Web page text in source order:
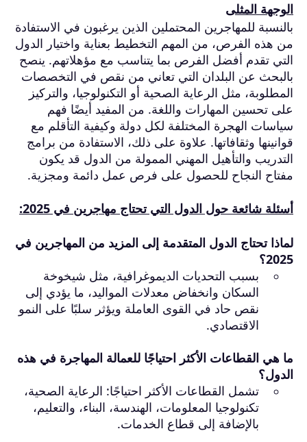
الوجهة المثلى
بالنسبة للمهاجرين المحتملين الذين يرغبون في الاستفادة
من هذه الفرص، من المهم التخطيط بعناية واختيار الدول
التي تقدم أفضل الفرص بما يتناسب مع مؤهلاتهم. ينصح
بالبحث عن البلدان التي تعاني من نقص في التخصصات
المطلوبة، مثل الرعاية الصحية أو التكنولوجيا، والتركيز
على تحسين المهارات واللغة. من المفيد أيضًا فهم
سياسات الهجرة المختلفة لكل دولة وكيفية التأقلم مع
قوانينها وثقافاتها. علاوة على ذلك، الاستفادة من برامج
التدريب والتأهيل المهني الممولة من الدول قد يكون
مفتاح النجاح للحصول على فرص عمل دائمة ومجزية.
أسئلة شائعة حول الدول التي تحتاج مهاجرين في 2025:
لماذا تحتاج الدول المتقدمة إلى المزيد من المهاجرين في
2025؟
بسبب التحديات الديموغرافية، مثل شيخوخة
السكان وانخفاض معدلات المواليد، ما يؤدي إلى
نقص حاد في القوى العاملة ويؤثر سلبًا على النمو
الاقتصادي.
ما هي القطاعات الأكثر احتياجًا للعمالة المهاجرة في هذه
الدول؟
تشمل القطاعات الأكثر احتياجًا: الرعاية الصحية،
تكنولوجيا المعلومات، الهندسة، البناء، والتعليم،
بالإضافة إلى قطاع الخدمات.